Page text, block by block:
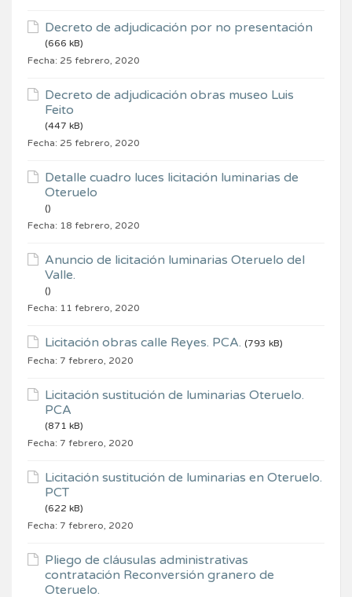
Decreto de adjudicación por no presentación
(666 kB)
Fecha: 25 febrero, 2020
Decreto de adjudicación obras museo Luis
Feito
(447 kB)
Fecha: 25 febrero, 2020
Detalle cuadro luces licitación luminarias de
Oteruelo
()
Fecha: 18 febrero, 2020
Anuncio de licitación luminarias Oteruelo del
Valle.
()
Fecha: 11 febrero, 2020
Licitación obras calle Reyes. PCA. (793 kB)
Fecha: 7 febrero, 2020
Licitación sustitución de luminarias Oteruelo.
PCA
(871 kB)
Fecha: 7 febrero, 2020
Licitación sustitución de luminarias en Oteruelo.
PCT
(622 kB)
Fecha: 7 febrero, 2020
Pliego de cláusulas administrativas
contratación Reconversión granero de
Oteruelo.